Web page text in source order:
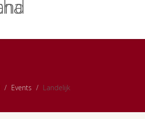
Events Landelijk